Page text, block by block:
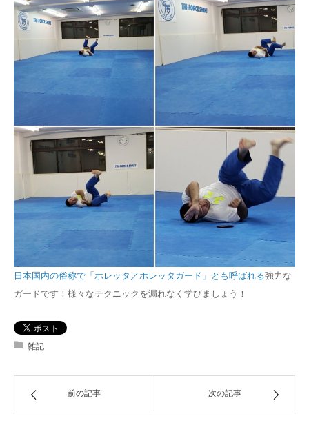
日本国内の俗称で「ホレッタ／ホレッタガード」とも呼ばれる強力な
ガードです！様々なテクニックを漏れなく学びましょう！
雑記
前の記事 次の記事